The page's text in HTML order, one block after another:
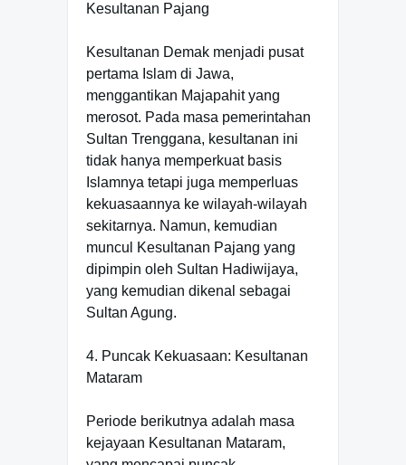
Kesultanan Pajang
Kesultanan Demak menjadi pusat
pertama Islam di Jawa,
menggantikan Majapahit yang
merosot. Pada masa pemerintahan
Sultan Trenggana, kesultanan ini
tidak hanya memperkuat basis
Islamnya tetapi juga memperluas
kekuasaannya ke wilayah-wilayah
sekitarnya. Namun, kemudian
muncul Kesultanan Pajang yang
dipimpin oleh Sultan Hadiwijaya,
yang kemudian dikenal sebagai
Sultan Agung.
4. Puncak Kekuasaan: Kesultanan
Mataram
Periode berikutnya adalah masa
kejayaan Kesultanan Mataram,